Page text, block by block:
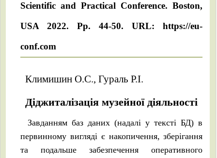
Scientific and Practical Conference. Boston,
USA 2022. Pp. 44-50. URL: https://eu-
conf.com
Климишин О.С., Гураль Р.І.
Діджиталізація музейної діяльності
Завданням баз даних (надалі у тексті БД) в
первинному вигляді є накопичення, зберігання
та подальше забезпечення оперативного